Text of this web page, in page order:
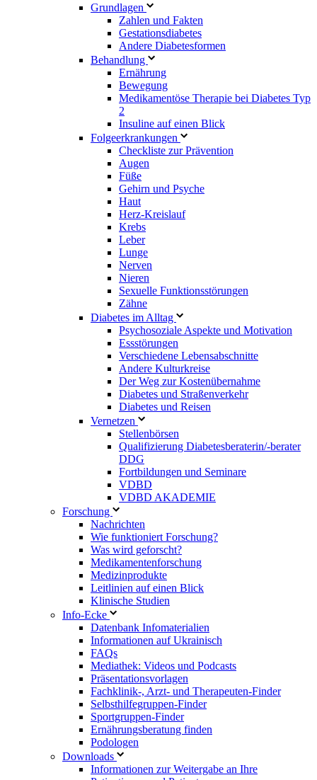
Grundlagen
Zahlen und Fakten
Gestationsdiabetes
Andere Diabetesformen
Behandlung
Ernährung
Bewegung
Medikamentöse Therapie bei Diabetes Typ
2
Insuline auf einen Blick
Folgeerkrankungen
Checkliste zur Prävention
Augen
Füße
Gehirn und Psyche
Haut
Herz-Kreislauf
Krebs
Leber
Lunge
Nerven
Nieren
Sexuelle Funktionsstörungen
Zähne
Diabetes im Alltag
Psychosoziale Aspekte und Motivation
Essstörungen
Verschiedene Lebensabschnitte
Andere Kulturkreise
Der Weg zur Kostenübernahme
Diabetes und Straßenverkehr
Diabetes und Reisen
Vernetzen
Stellenbörsen
Qualifizierung Diabetesberaterin/­-berater
DDG
Fortbildungen und Seminare
VDBD
VDBD AKADEMIE
Forschung
Nachrichten
Wie funktioniert Forschung?
Was wird geforscht?
Medikamentenforschung
Medizinprodukte
Leitlinien auf einen Blick
Klinische Studien
Info-Ecke
Datenbank Infomaterialien
Informationen auf Ukrainisch
FAQs
Mediathek: Videos und Podcasts
Präsentationsvorlagen
Fachklinik-, Arzt- und Therapeuten-Finder
Selbsthilfegruppen-Finder
Sportgruppen-Finder
Ernährungsberatung finden
Podologen
Downloads
Informationen zur Weitergabe an Ihre